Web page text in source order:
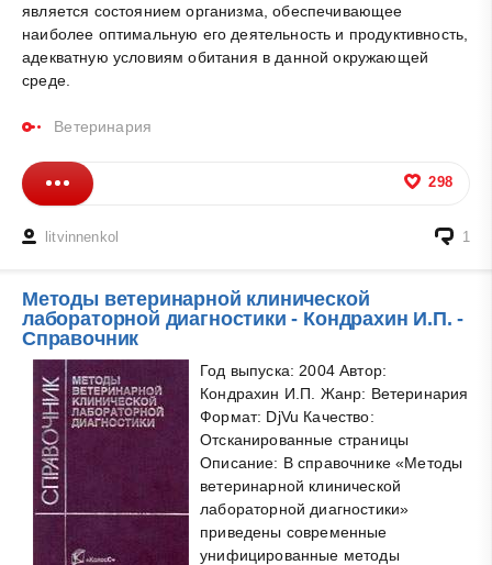
является состоянием организма, обеспечивающее
наиболее оптимальную его деятельность и продуктивность,
адекватную условиям обитания в данной окружающей
среде.
Ветеринария
298
litvinnenkol 1
Методы ветеринарной клинической
лабораторной диагностики - Кондрахин И.П. -
Справочник
Год выпуска: 2004 Автор:
Кондрахин И.П. Жанр: Ветеринария
Формат: DjVu Качество:
Отсканированные страницы
Описание: В справочнике «Методы
ветеринарной клинической
лабораторной диагностики»
приведены современные
унифицированные методы